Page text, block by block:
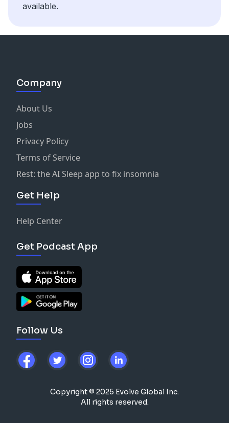
available.
Company
About Us
Jobs
Privacy Policy
Terms of Service
Rest: the AI Sleep app to fix insomnia
Get Help
Help Center
Get Podcast App
Follow Us
Copyright © 2025 Evolve Global Inc.
All rights reserved.